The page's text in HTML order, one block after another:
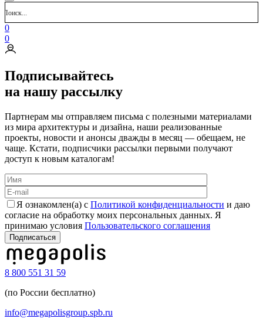
0
0
Подписывайтесь
на нашу рассылку
Партнерам мы отправляем письма с полезными материалами
из мира архитектуры и дизайна, наши реализованные
проекты, новости и анонсы дважды в месяц — обещаем, не
чаще. Кстати, подписчики рассылки первыми получают
доступ к новым каталогам!
Я ознакомлен(а) с Политикой конфиденциальности и даю
согласие на обработку моих персональных данных. Я
принимаю условия Пользовательского соглашения
8 800 551 31 59
(по России бесплатно)
info@megapolisgroup.spb.ru